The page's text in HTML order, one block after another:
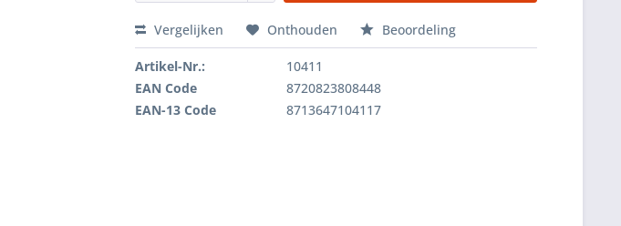
Vergelijken Onthouden Beoordeling
Artikel-Nr.:
10411
EAN Code
8720823808448
EAN-13 Code
8713647104117